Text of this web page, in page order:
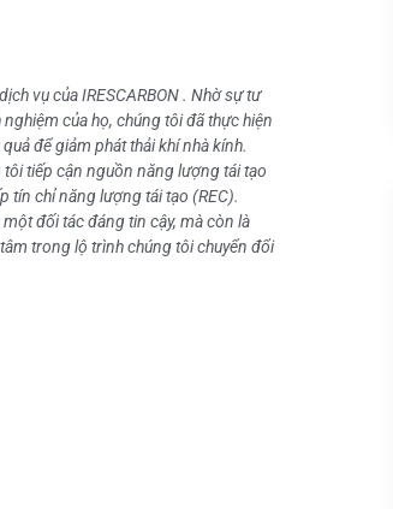
vụ của IRESCARBON . Nhờ sự tư
của họ, chúng tôi đã thực hiện
để giảm phát thải khí nhà kính.
tiếp cận nguồn năng lượng tái tạo
tín chỉ năng lượng tái tạo (REC).
một đối tác đáng tin cậy, mà còn là
trong lộ trình chúng tôi chuyển đổi